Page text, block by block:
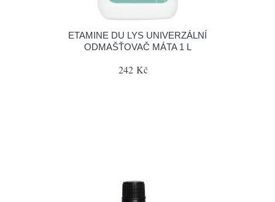
ETAMINE DU LYS UNIVERZÁLNÍ
ODMAŠŤOVAČ MÁTA 1 L
242 Kč